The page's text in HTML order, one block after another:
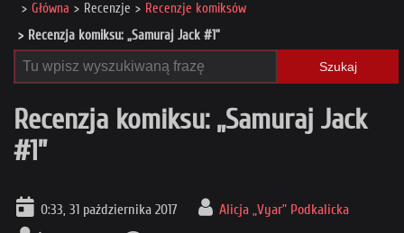
Główna Recenzje
Recenzje komiksów
Recenzja komiksu: „Samuraj Jack #1”
Szukaj
Recenzja komiksu: „Samuraj Jack
#1”
0:33, 31 października 2017
Alicja „Vyar” Podkalicka